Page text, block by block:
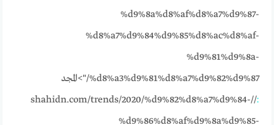
%d9%8a%d8%af%d8%a7%d9%87-
%d8%a7%d9%84%d9%85%d8%ac%d8%af-
%d9%81%d9%8a-
%d8%a3%d9%81%d8%a7%d9%82%d9%87/">المجد
:
//shahidn.com/trends/2020/%d9%82%d8%a7%d9%84-
%d9%86%d8%af%d9%8a%d9%85-